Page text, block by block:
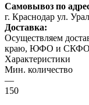
Самовывоз по
г. Краснодар ул.
Доставка:
Осуществляем
краю, ЮФО и СКФО
Характеристики
Мин. количество
—
150